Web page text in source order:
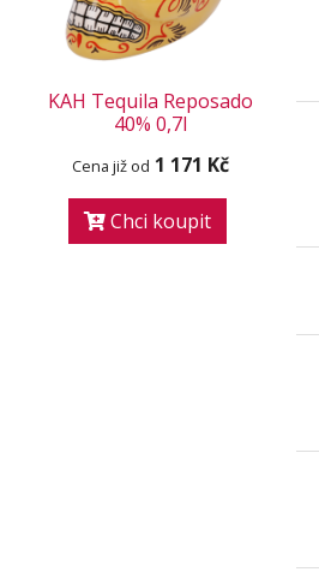
KAH Tequila Reposado
40% 0,7l
Cena již od 1 171 Kč
Chci koupit